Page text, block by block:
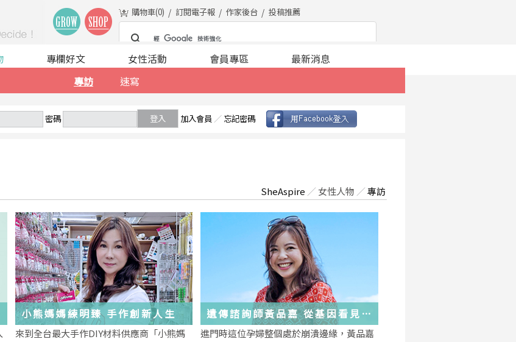
購物車(0) 訂閱電子報 作家後台 投稿推薦
專訪
速寫
專欄好文 女性活動 會員專區 最新消息
密碼 登入 加入會員 ／ 忘記密碼
SheAspire ／ 女性人物 ／專訪
小熊媽媽練明臻 手作創新人生
來到全台最大手作DIY材料供應商「小熊媽
遺傳諮詢師黃品嘉 從基因看見
未來
進門時這位孕婦整個處於崩潰邊緣，黃品嘉